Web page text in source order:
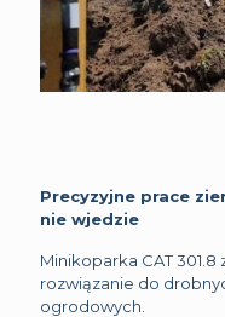
Precyzyjne prace
nie wjedzie
Minikoparka CAT
rozwiązanie do
ogrodowych.